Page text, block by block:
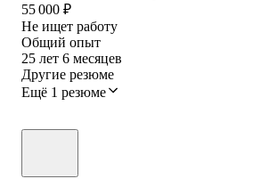
55 000 ₽
Не ищет работу
Общий опыт
25 лет 6 месяцев
Другие резюме
Ещё 1 резюме